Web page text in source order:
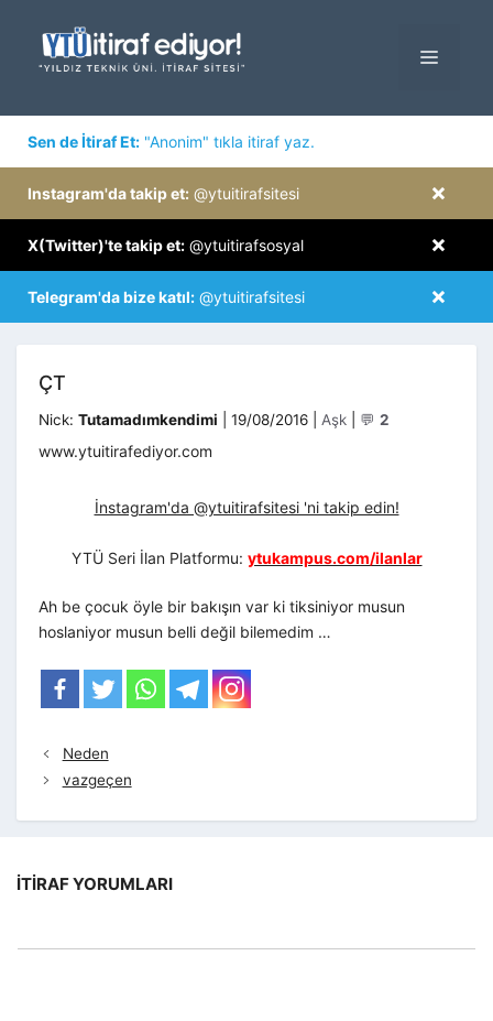
MENÜ
Sen de İtiraf Et: "Anonim" tıkla itiraf yaz.
×
Instagram'da takip et: @ytuitirafsitesi
×
X(Twitter)'te takip et: @ytuitirafsosyal
×
Telegram'da bize katıl: @ytuitirafsitesi
ÇT
Nick: Tutamadımkendimi 19/08/2016 Kategoriler
Aşk 💬 2
www.ytuitirafediyor.com
İnstagram'da @ytuitirafsitesi 'ni takip edin!
YTÜ Seri İlan Platformu: ytukampus.com/ilanlar
Ah be çocuk öyle bir bakışın var ki tiksiniyor musun
hoslaniyor musun belli değil bilemedim …
Neden
vazgeçen
İTIRAF YORUMLARI